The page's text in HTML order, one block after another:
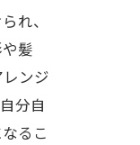
れ、
髪
ンジ
分自
るこ